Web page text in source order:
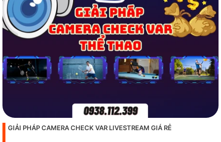
GIẢI PHÁP CAMERA CHECK VAR LIVESTREAM GIÁ RẺ